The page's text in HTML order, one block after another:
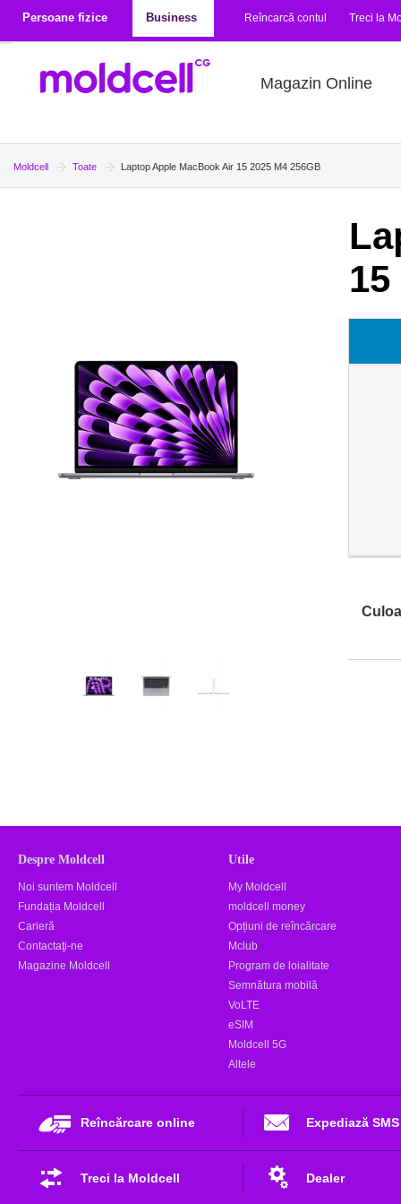
Persoane fizice
Business Reîncarcă contul Treci la
Magazin Online
Moldcell Toate Laptop Apple MacBook Air 15 2025 M4 256GB
15
Despre Moldcell
Noi suntem Moldcell
Fundația Moldcell
Carieră
Contactaţi-ne
Magazine Moldcell
Utile
My Moldcell
moldcell money
Opțiuni de reîncărcare
Mclub
Program de loialitate
Semnătura mobilă
VoLTE
eSIM
Moldcell 5G
Altele
Reîncărcare online Expediază SMS
Treci la Moldcell Dealer